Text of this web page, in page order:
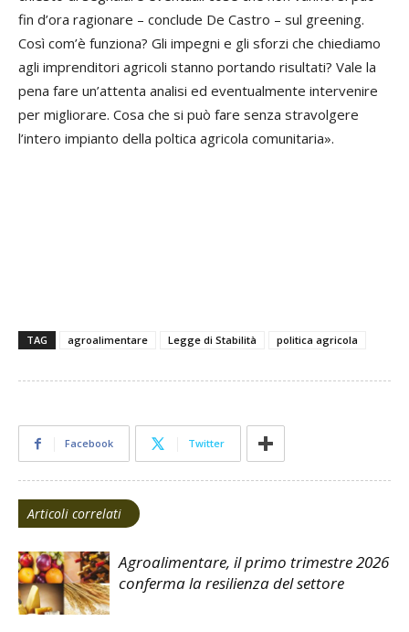
fin d’ora ragionare – conclude De Castro – sul greening.
Così com’è funziona? Gli impegni e gli sforzi che chiediamo
agli imprenditori agricoli stanno portando risultati? Vale la
pena fare un’attenta analisi ed eventualmente intervenire
per migliorare. Cosa che si può fare senza stravolgere
l’intero impianto della poltica agricola comunitaria».
TAG agroalimentare Legge di Stabilità politica agricola
Facebook Twitter
Articoli correlati
Agroalimentare, il primo trimestre 2026
conferma la resilienza del settore